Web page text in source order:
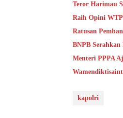
Teror Harimau
Raih Opini
Ratusan
BNPB
Menteri PPPA
kapolri